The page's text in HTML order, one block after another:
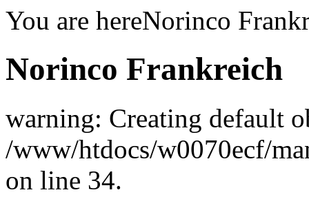
You are hereNorinco
Norinco Frankreich
warning: Creating default
/www/htdocs/w0070ecf/
on line 34.